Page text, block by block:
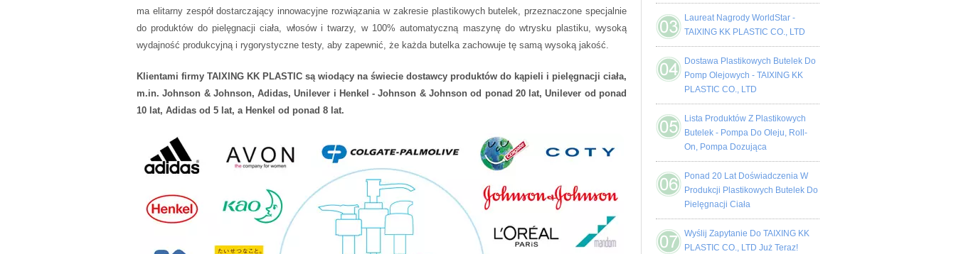
ma elitarny zespół dostarczający innowacyjne rozwiązania w zakresie plastikowych butelek, przeznaczone specjalnie
do produktów do pielęgnacji ciała, włosów i twarzy, w 100% automatyczną maszynę do wtrysku plastiku, wysoką
wydajność produkcyjną i rygorystyczne testy, aby zapewnić, że każda butelka zachowuje tę samą wysoką jakość.
Klientami firmy TAIXING KK PLASTIC są wiodący na świecie dostawcy produktów do kąpieli i pielęgnacji ciała,
m.in. Johnson & Johnson, Adidas, Unilever i Henkel - Johnson & Johnson od ponad 20 lat, Unilever od ponad
10 lat, Adidas od 5 lat, a Henkel od ponad 8 lat.
Laureat Nagrody WorldStar -
TAIXING KK PLASTIC CO., LTD
Dostawa Plastikowych Butelek Do
Pomp Olejowych - TAIXING KK
PLASTIC CO., LTD
Lista Produktów Z Plastikowych
Butelek - Pompa Do Oleju, Roll-
On, Pompa Dozująca
Ponad 20 Lat Doświadczenia W
Produkcji Plastikowych Butelek Do
Pielęgnacji Ciała
Wyślij Zapytanie Do TAIXING KK
PLASTIC CO., LTD Już Teraz!